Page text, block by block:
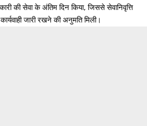
की सेवा के अंतिम दिन किया, जिससे सेवानिवृत्ति
जारी रखने की अनुमति मिली।